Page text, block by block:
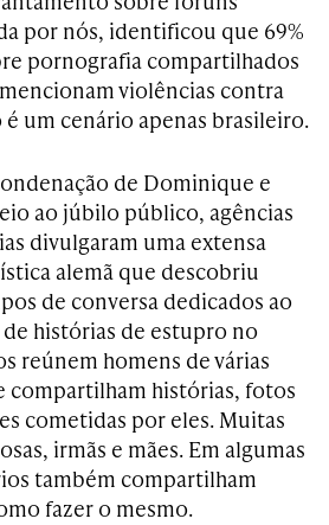
por nós, identificou que 69%
pornografia compartilhados
violências contra
é um cenário apenas brasileiro.
de Dominique e
ao júbilo público, agências
divulgaram uma extensa
alemã que descobriu
de conversa dedicados ao
histórias de estupro no
reúnem homens de várias
compartilham histórias, fotos
cometidas por eles. Muitas
irmãs e mães. Em algumas
também compartilham
fazer o mesmo.